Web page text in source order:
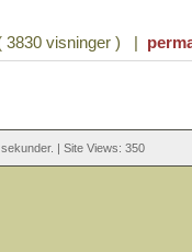
3830 visninger ) |
| Site Views: 350